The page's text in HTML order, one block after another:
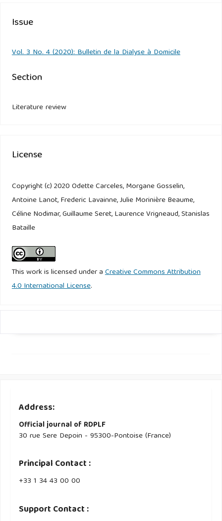
Issue
Vol. 3 No. 4 (2020): Bulletin de la Dialyse à Domicile
Section
Literature review
License
Copyright (c) 2020 Odette Carceles, Morgane Gosselin,
Antoine Lanot, Frederic Lavainne, Julie Morinière Beaume,
Céline Nodimar, Guillaume Seret, Laurence Vrigneaud, Stanislas
Bataille
This work is licensed under aCreative Commons Attribution
4.0 International License.
Address:
Official journal of RDPLF
30 rue Sere Depoin - 95300-Pontoise (France)
Principal Contact :
‭+33 ‭1 34 43 00 00‬
Support Contact :